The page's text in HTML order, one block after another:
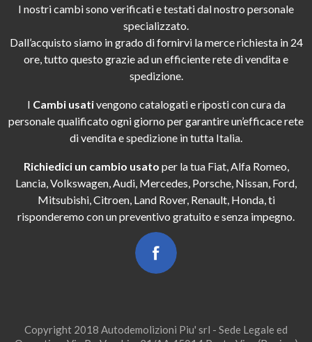
I nostri cambi sono verificati e testati dal nostro personale
specializzato.
Dall’acquisto siamo in grado di fornirvi la merce richiesta in 24
ore, tutto questo grazie ad un efficiente rete di vendita e
spedizione.
I Cambi usativengono catalogati e riposti con cura da
personale qualificato ogni giorno per garantire un’efficace rete
di vendita e spedizione in tutta Italia.
Richiedici un cambio usato per la tua Fiat, Alfa Romeo,
Lancia, Volkswagen, Audi, Mercedes, Porsche, Nissan, Ford,
Mitsubishi, Citroen, Land Rover, Renault, Honda, ti
risponderemo con un preventivo gratuito e senza impegno.
Copyright 2018 Autodemolizioni Piu' srl - Sede Legale ed